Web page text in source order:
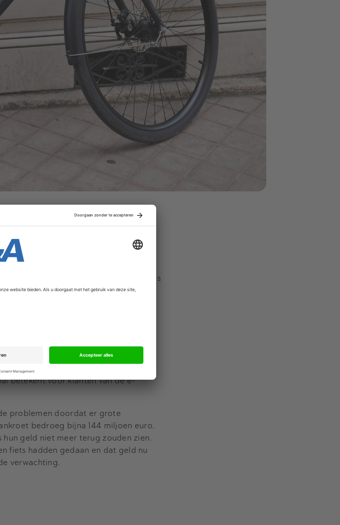
van VanMoof verder te
steps die ingeklapt kunnen
van onder meer de bedrijfsinventaris
design en loyale klantenkring
Wertheimer van Lavoie. Hij spreekt
"op de weg te houden terwijl we
bekend. Op 4 september moet de
betekent voor klanten van de e-
problemen doordat er grote
bedroeg bijna 144 miljoen euro.
geld niet meer terug zouden zien.
fiets hadden gedaan en dat geld nu
verwachting.